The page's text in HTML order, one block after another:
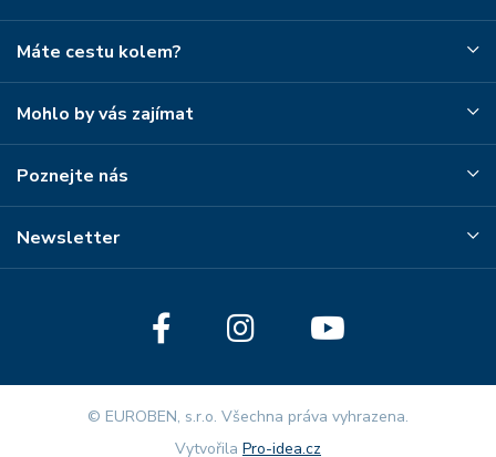
Máte cestu kolem?
Mohlo by vás zajímat
Poznejte nás
Newsletter
© EUROBEN, s.r.o. Všechna práva vyhrazena.
Vytvořila Pro-idea.cz